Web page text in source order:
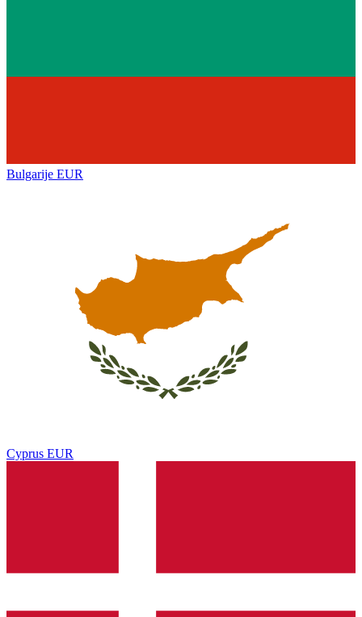
Bulgarije EUR
Cyprus EUR